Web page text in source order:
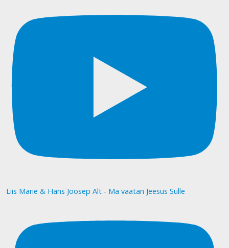
Liis Marie & Hans Joosep Alt - Ma vaatan Jeesus Sulle